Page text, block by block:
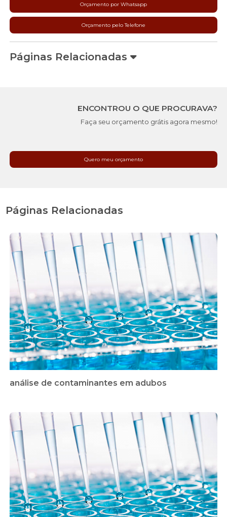
Orçamento por Whatsapp
Orçamento pelo Telefone
Páginas Relacionadas
ENCONTROU O QUE PROCURAVA?
Faça seu orçamento grátis agora mesmo!
Quero meu orçamento
Páginas Relacionadas
análise de contaminantes em adubos